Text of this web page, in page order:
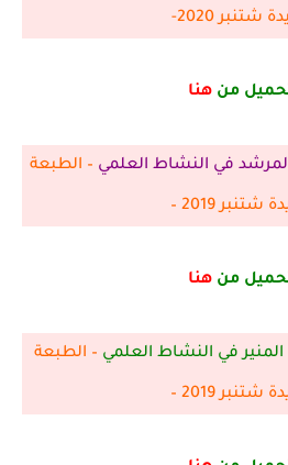
شتنبر 2020-
من هنا
في النشاط العلمي – الطبعة
شتنبر 2019 –
من هنا
المنير في النشاط العلمي – الطبعة
شتنبر 2019 –